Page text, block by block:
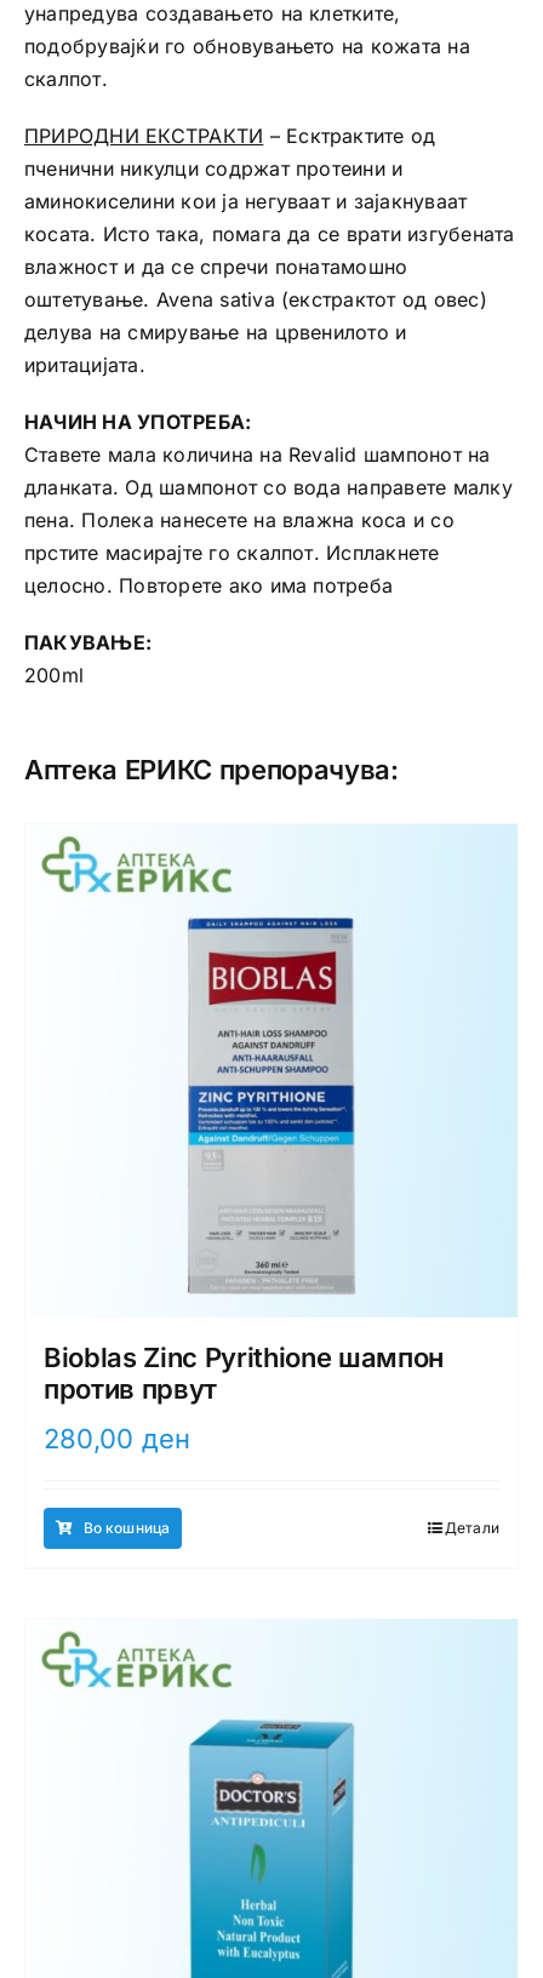
унапредува создавањето на клетките,
подобрувајќи го обновувањето на кожата на
скалпот.
ПРИРОДНИ ЕКСТРАКТИ – Есктрактите од
пченични никулци содржат протеини и
аминокиселини кои ја негуваат и зајакнуваат
косата. Исто така, помага да се врати изгубената
влажност и да се спречи понатамошно
оштетување. Avena sativa (екстрактот од овес)
делува на смирување на црвенилото и
иритацијата.
НАЧИН НА УПОТРЕБА:
Ставете мала количина на Revalid шампонот на
дланката. Од шампонот со вода направете малку
пена. Полека нанесете на влажна коса и со
прстите масирајте го скалпот. Исплакнете
целосно. Повторете ако има потреба
ПАКУВАЊЕ:
200ml
Аптека ЕРИКС препорачува:
Bioblas Zinc Pyrithione шампон
против првут
280,00 ден
Во кошница Детали